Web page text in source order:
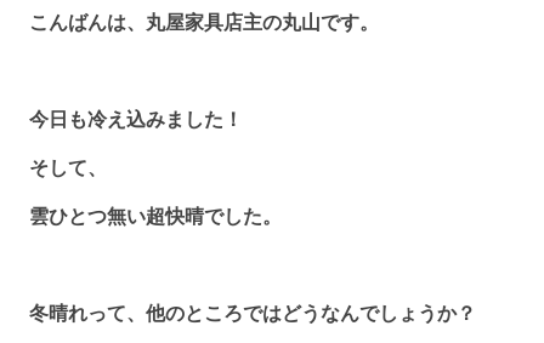
こんばんは、丸屋家具店主の丸山です。
今日も冷え込みました！
そして、
雲ひとつ無い超快晴でした。
冬晴れって、他のところではどうなんでしょうか？